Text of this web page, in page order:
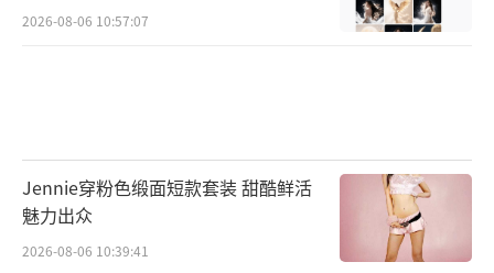
2026-08-06 10:57:07
Jennie穿粉色缎面短款套装 甜酷鲜活
魅力出众
2026-08-06 10:39:41